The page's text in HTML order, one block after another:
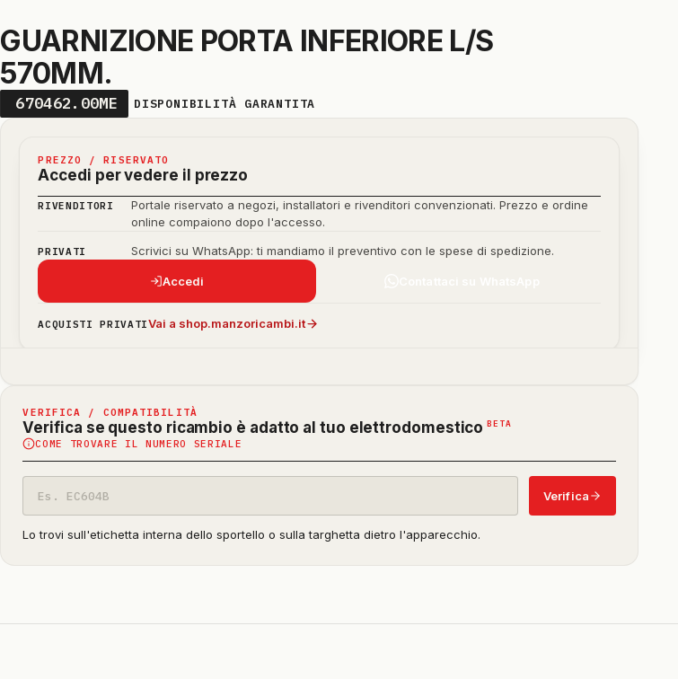
GUARNIZIONE PORTA INFERIORE L/S
570MM.
670462.00ME DISPONIBILITÀ GARANTITA
PREZZO / RISERVATO
Accedi per vedere il prezzo
RIVENDITORI
Portale riservato a negozi, installatori e rivenditori convenzionati. Prezzo e ordine
online compaiono dopo l'accesso.
PRIVATI Scrivici su WhatsApp: ti mandiamo il preventivo con le spese di spedizione.
Accedi
ACQUISTI PRIVATIVai a shop.manzoricambi.it
VERIFICA / COMPATIBILITÀ
Verifica se questo ricambio è adatto al tuo elettrodomestico BETA
beta)
COME TROVARE IL NUMERO SERIALE
modello
Verifica
Lo trovi sull'etichetta interna dello sportello o sulla targhetta dietro l'apparecchio.